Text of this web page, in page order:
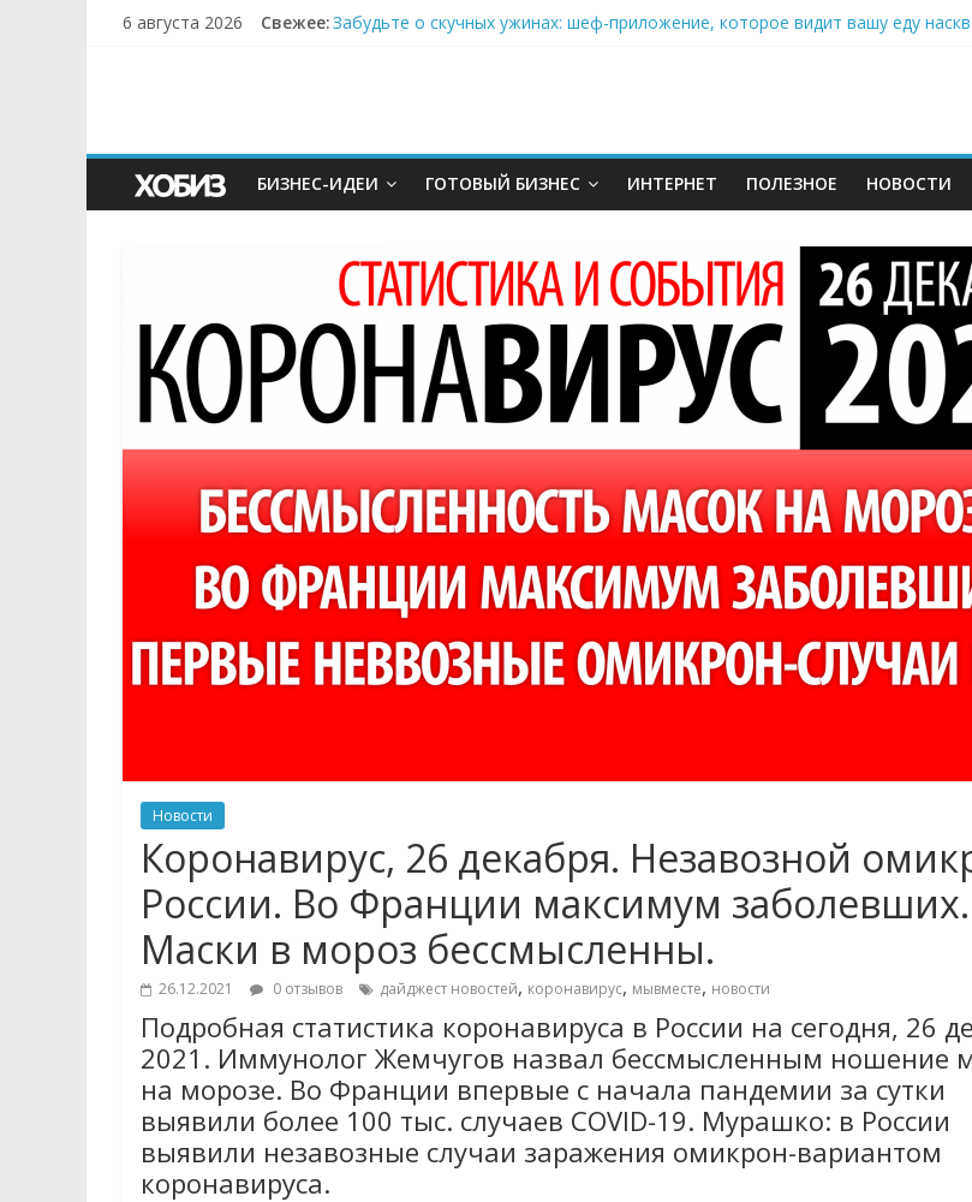
6 августа 2026 Свежее:Забудьте о скучных ужинах: шеф-приложение, которое видит вашу еду
БИЗНЕС-ИДЕИ ГОТОВЫЙ БИЗНЕС ИНТЕРНЕТ ПОЛЕЗНОЕ НОВОСТИ
Новости
Коронавирус, 26 декабря. Незавозной
России. Во Франции максимум заболевших.
Маски в мороз бессмысленны.
26.12.2021 0 отзывов дайджест новостей, коронавирус, мывместе, новости
Подробная статистика коронавируса в России на сегодня, 26
2021. Иммунолог Жемчугов назвал бессмысленным ношение
на морозе. Во Франции впервые с начала пандемии за сутки
выявили более 100 тыс. случаев COVID-19. Мурашко: в России
выявили незавозные случаи заражения омикрон-вариантом
коронавируса.